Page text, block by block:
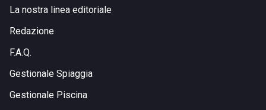
La nostra linea editoriale
Redazione
F.A.Q.
Gestionale Spiaggia
Gestionale Piscina